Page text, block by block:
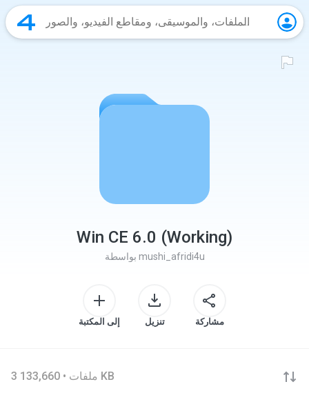
Win CE 6.0 (Working)
mushi_afridi4u
إلى المكتبة تنزيل مشاركة
3 ملفات • 133,660 KB